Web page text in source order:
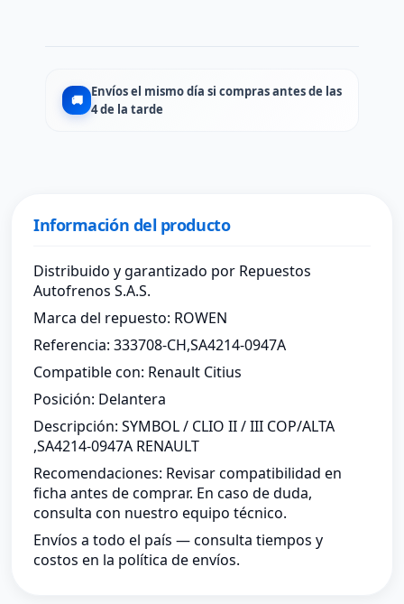
🚚
Envíos el mismo día si compras antes de las
4 de la tarde
Información del producto
Distribuido y garantizado por Repuestos
Autofrenos S.A.S.
Marca del repuesto: ROWEN
Referencia: 333708-CH,SA4214-0947A
Compatible con: Renault Citius
Posición: Delantera
Descripción: SYMBOL / CLIO II / III COP/ALTA
,SA4214-0947A RENAULT
Recomendaciones: Revisar compatibilidad en
ficha antes de comprar. En caso de duda,
consulta con nuestro equipo técnico.
Envíos a todo el país — consulta tiempos y
costos en la política de envíos.